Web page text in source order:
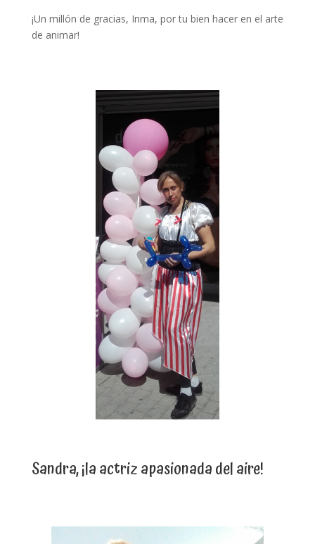
¡Un millón de gracias, Inma, por tu bien hacer en el arte
de animar!
Sandra, ¡la actriz apasionada del aire!